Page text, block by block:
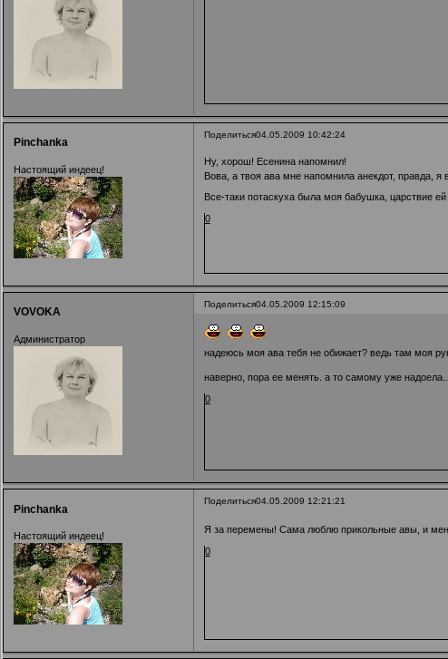
Поделиться04.05.2009 10:42:24
Pinchanka
Настоящий индеец!
Ну, хорош! Есенина напомнил!
Вова, а твоя ава мне напомнила анекдот, правда,
Все-таки потаскуха была моя бабушка, царствие
0
Поделиться04.05.2009 12:15:09
VOVOKA
Администратор
надеюсь моя ава тебя не обижает? ведь там моя
наверно, пора ее менять. а то самому уже надоела...
0
Поделиться04.05.2009 12:21:21
Pinchanka
Настоящий индеец!
Я за перемены! Сама люблю прикольные авы, и
0